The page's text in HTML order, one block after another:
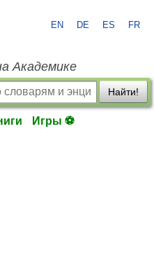
EN DE ES FR
Академике
Найти!
Игры ⚽